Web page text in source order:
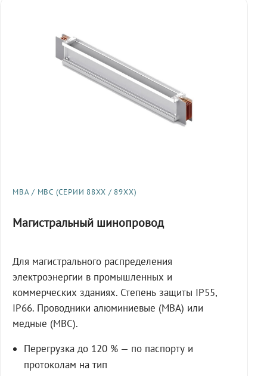
МВА / МВС (СЕРИИ 88XX / 89XX)
Магистральный шинопровод
Для магистрального распределения
электроэнергии в промышленных и
коммерческих зданиях. Степень защиты IP55,
IP66. Проводники алюминиевые (МВА) или
медные (МВС).
Перегрузка до 120 % — по паспорту и
протоколам на тип